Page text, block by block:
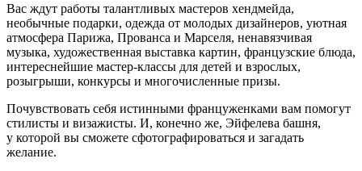
Вас ждут работы талантливых мастеров хендмейда,
необычные подарки, одежда от молодых дизайнеров, уютная
атмосфера Парижа, Прованса и Марселя, ненавязчивая
музыка, художественная выставка картин, французские блюда,
интереснейшие мастер-классы для детей и взрослых,
розыгрыши, конкурсы и многочисленные призы.
Почувствовать себя истинными француженками вам помогут
стилисты и визажисты. И, конечно же, Эйфелева башня,
у которой вы сможете сфотографироваться и загадать
желание.